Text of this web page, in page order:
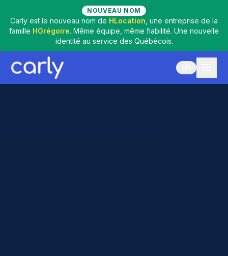
NOUVEAU NOM
Carly est le nouveau nom de HLocation , une entreprise de la
famille HGrégoire. Même équipe, même fiabilité. Une nouvelle
identité au service des Québécois.